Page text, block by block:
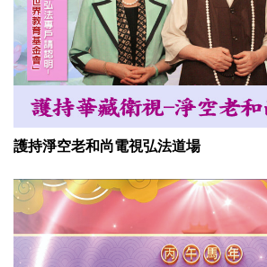
護持淨空老和尚電視弘法道場